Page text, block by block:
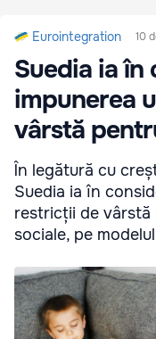
Eurointegration 10
Suedia ia în
impunerea
vârstă
În legătură cu
Suedia ia în
restricții de vârstă
sociale, pe